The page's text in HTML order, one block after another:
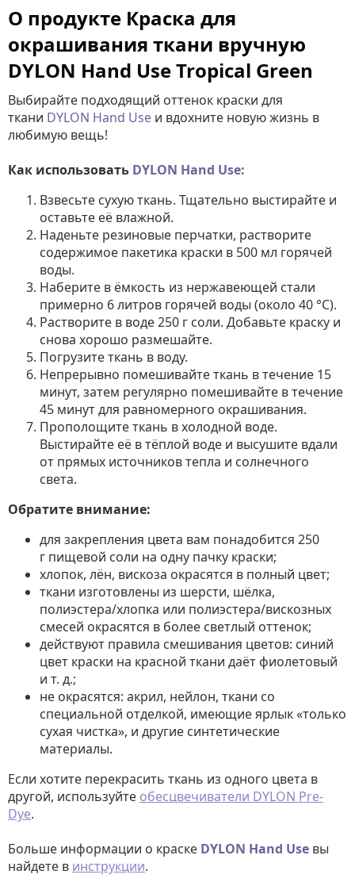
О продукте Краска для
окрашивания ткани вручную
DYLON Hand Use Tropical Green
Выбирайте подходящий оттенок краски для
ткани DYLON Hand Use и вдохните новую жизнь в
любимую вещь!
Как использовать DYLON Hand Use:
Взвесьте сухую ткань. Тщательно выстирайте и
оставьте её влажной.
Наденьте резиновые перчатки, растворите
содержимое пакетика краски в 500 мл горячей
воды.
Наберите в ёмкость из нержавеющей стали
примерно 6 литров горячей воды (около 40 °C).
Растворите в воде 250 г соли. Добавьте краску и
снова хорошо размешайте.
Погрузите ткань в воду.
Непрерывно помешивайте ткань в течение 15
минут, затем регулярно помешивайте в течение
45 минут для равномерного окрашивания.
Прополощите ткань в холодной воде.
Выстирайте её в тёплой воде и высушите вдали
от прямых источников тепла и солнечного
света.
Обратите внимание:
для закрепления цвета вам понадобится 250
г пищевой соли на одну пачку краски;
хлопок, лён, вискоза окрасятся в полный цвет;
ткани изготовлены из шерсти, шёлка,
полиэстера/хлопка или полиэстера/вискозных
смесей окрасятся в более светлый оттенок;
действуют правила смешивания цветов: синий
цвет краски на красной ткани даёт фиолетовый
и т. д.;
не окрасятся: акрил, нейлон, ткани со
специальной отделкой, имеющие ярлык «только
сухая чистка», и другие синтетические
материалы.
Если хотите перекрасить ткань из одного цвета в
другой, используйте обесцвечиватели DYLON Pre-
Dye.
Больше информации о краске DYLON Hand Use вы
найдете в инструкции.